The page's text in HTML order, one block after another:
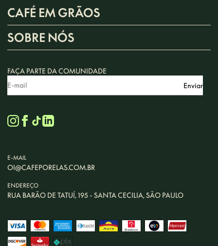
CAFÉ EM GRÃOS
SOBRE NÓS
FAÇA PARTE DA COMUNIDADE
E-MAIL
OI@CAFEPORELAS.COM.BR
ENDEREÇO
RUA BARÃO DE TATUÍ, 195 - SANTA CECILIA, SÃO PAULO